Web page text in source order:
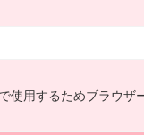
使用するためブラウザ